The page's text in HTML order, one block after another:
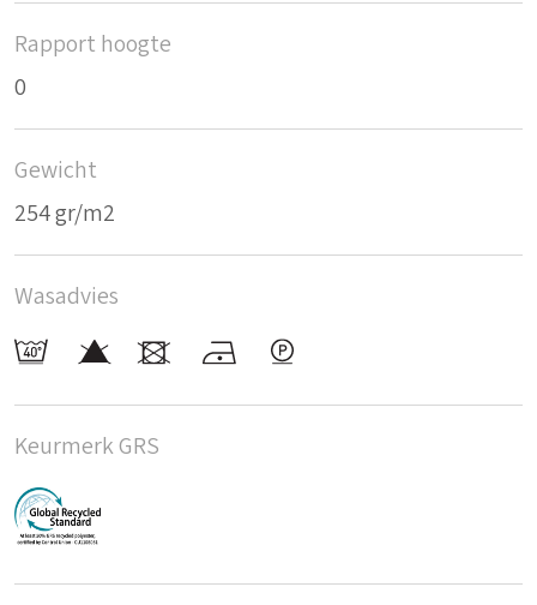
Rapport hoogte
0
Gewicht
254 gr/m2
Wasadvies
Keurmerk GRS